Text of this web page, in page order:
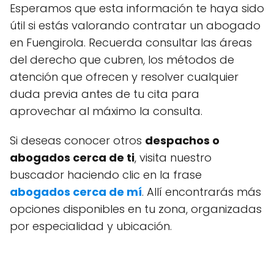
Esperamos que esta información te haya sido
útil si estás valorando contratar un abogado
en Fuengirola. Recuerda consultar las áreas
del derecho que cubren, los métodos de
atención que ofrecen y resolver cualquier
duda previa antes de tu cita para
aprovechar al máximo la consulta.
Si deseas conocer otros despachos o
abogados cerca de ti, visita nuestro
buscador haciendo clic en la frase
abogados cerca de mí. Allí encontrarás más
opciones disponibles en tu zona, organizadas
por especialidad y ubicación.